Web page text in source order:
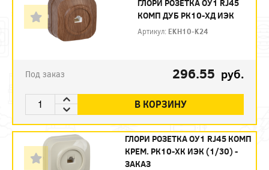
ГЛОРИ РОЗЕТКА ОУ1 RJ45
КОМП ДУБ РК10-ХД ИЭК
Артикул: EKH10-K24
Под заказ 296.55 руб.
В КОРЗИНУ
ГЛОРИ РОЗЕТКА ОУ1 RJ45 КОМП
КРЕМ. РК10-ХК ИЭК (1/30) -
ЗАКАЗ